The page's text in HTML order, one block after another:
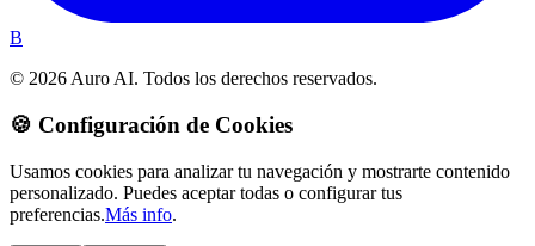
B
© 2026 Auro AI. Todos los derechos reservados.
🍪 Configuración de Cookies
Usamos cookies para analizar tu navegación y mostrarte contenido
personalizado. Puedes aceptar todas o configurar tus
preferencias.Más info.